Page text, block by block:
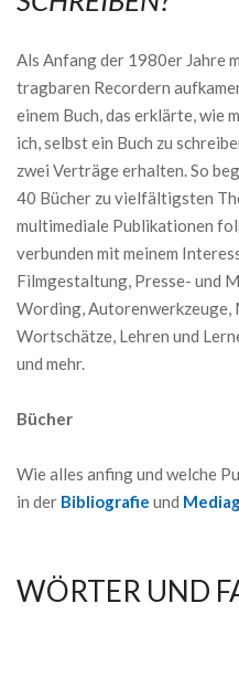
Als Anfang der 1980er Jahre
tragbaren Recordern
einem Buch, das erklärte, wie
ich, selbst ein Buch zu
zwei Verträge erhalten. So
40 Bücher zu vielfältigsten
multimediale Publikationen
verbunden mit meinem
Filmgestaltung, Presse- und
Wording, Autorenwerkzeuge,
Wortschätze, Lehren und
und mehr.
Bücher
Wie alles anfing und welche
in der Bibliografie und
WÖRTER UND